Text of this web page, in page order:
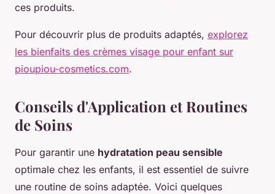
ces produits.
Pour découvrir plus de produits adaptés, explorez
les bienfaits des crèmes visage pour enfant sur
pioupiou-cosmetics.com.
Conseils d'Application et Routines
de Soins
Pour garantir une hydratation peau sensible
optimale chez les enfants, il est essentiel de suivre
une routine de soins adaptée. Voici quelques